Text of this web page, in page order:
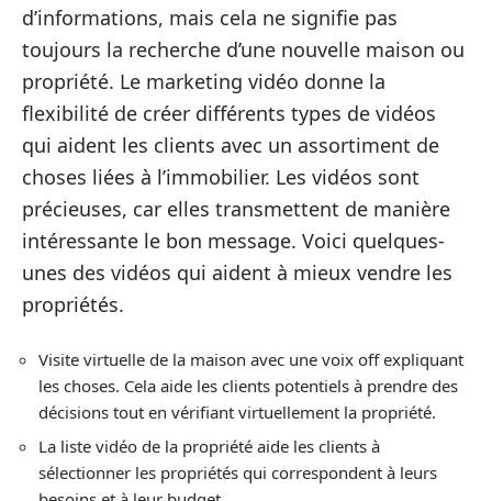
d’informations, mais cela ne signifie pas
toujours la recherche d’une nouvelle maison ou
propriété. Le marketing vidéo donne la
flexibilité de créer différents types de vidéos
qui aident les clients avec un assortiment de
choses liées à l’immobilier. Les vidéos sont
précieuses, car elles transmettent de manière
intéressante le bon message. Voici quelques-
unes des vidéos qui aident à mieux vendre les
propriétés.
Visite virtuelle de la maison avec une voix off expliquant
les choses. Cela aide les clients potentiels à prendre des
décisions tout en vérifiant virtuellement la propriété.
La liste vidéo de la propriété aide les clients à
sélectionner les propriétés qui correspondent à leurs